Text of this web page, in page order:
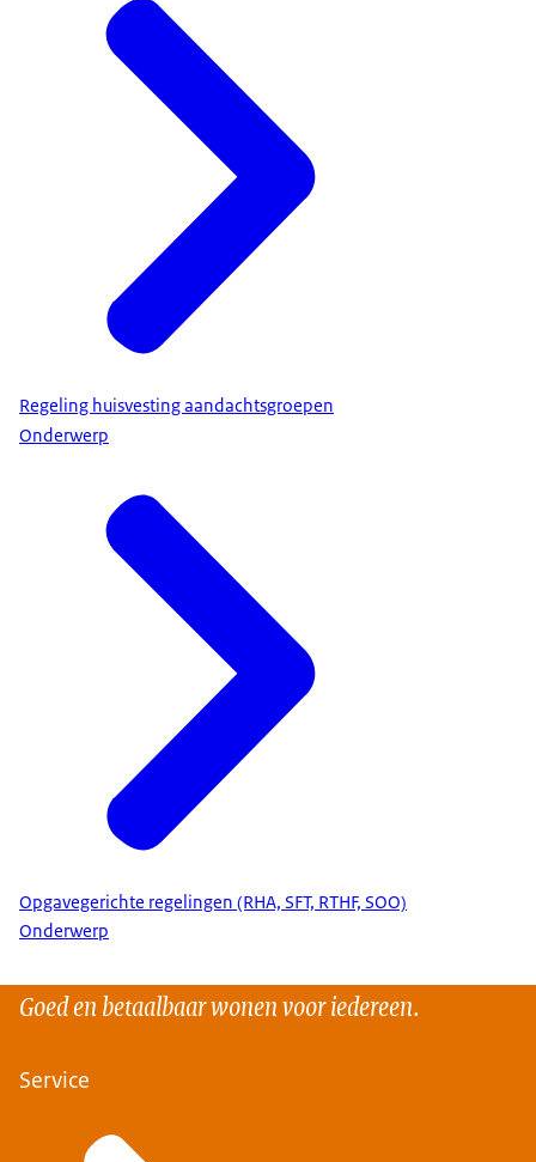
Regeling huisvesting aandachtsgroepen
Onderwerp
Opgavegerichte regelingen (RHA, SFT, RTHF, SOO)
Onderwerp
Goed en betaalbaar wonen voor iedereen.
Service